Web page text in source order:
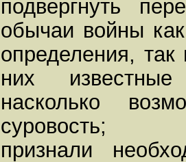
подвергнуть
обычаи войны
определения,
них известные
насколько
суровость;
признали